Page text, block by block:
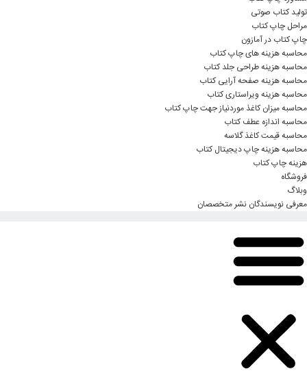
تولید کتاب صوتی
مراحل چاپ کتاب
چاپ کتاب در آمازون
محاسبه هزینه های چاپ کتاب
محاسبه هزینه طراحی جلد کتاب
محاسبه هزینه صفحه آرایی کتاب
محاسبه هزینه ویراستاری کتاب
محاسبه میزان کاغذ موردنیاز جهت چاپ کتاب
محاسبه اندازه عطف کتاب
محاسبه قیمت کاغذ گلاسه
محاسبه هزینه چاپ دیجیتال کتاب
هزینه چاپ کتاب
فروشگاه
وبلاگ
معرفی نویسندگان نشر متخصصان